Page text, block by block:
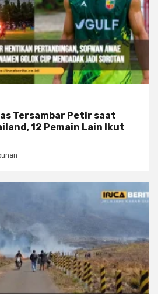
Tersambar Petir saat
12 Pemain Lain Ikut